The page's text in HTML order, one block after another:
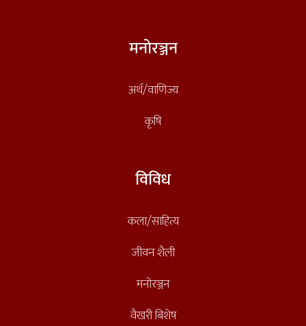
मनोरञ्जन
अर्थ/वाणिज्य
कृषि
विविध
कला/साहित्य
जीवन शैली
मनोरञ्जन
वैखरी बिशेष